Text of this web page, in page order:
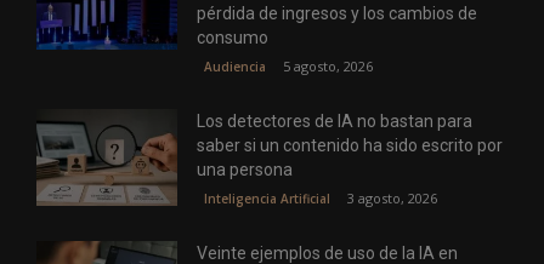
pérdida de ingresos y los cambios de
consumo
Audiencia 5 agosto, 2026
Los detectores de IA no bastan para
saber si un contenido ha sido escrito por
una persona
Inteligencia Artificial 3 agosto, 2026
Veinte ejemplos de uso de la IA en